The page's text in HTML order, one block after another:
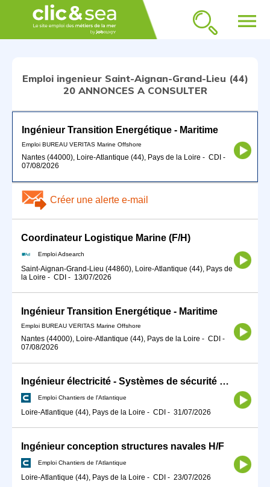
menu
Emploi ingenieur Saint-Aignan-Grand-Lieu (44)
20 ANNONCES A CONSULTER
Ingénieur Transition Energétique - Maritime
Emploi BUREAU VERITAS Marine Offshore
Nantes (44000), Loire-Atlantique (44), Pays de la Loire - CDI -
07/08/2026
Créer une alerte e-mail
Coordinateur Logistique Marine (F/H)
Emploi Adsearch
Saint-Aignan-Grand-Lieu (44860), Loire-Atlantique (44), Pays de
la Loire - CDI - 13/07/2026
Ingénieur Transition Energétique - Maritime
Emploi BUREAU VERITAS Marine Offshore
Nantes (44000), Loire-Atlantique (44), Pays de la Loire - CDI -
07/08/2026
Ingénieur électricité - Systèmes de sécurité H/F
Emploi Chantiers de l'Atlantique
Loire-Atlantique (44), Pays de la Loire - CDI - 31/07/2026
Ingénieur conception structures navales H/F
Emploi Chantiers de l'Atlantique
Loire-Atlantique (44), Pays de la Loire - CDI - 23/07/2026